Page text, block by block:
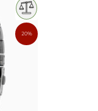
20%